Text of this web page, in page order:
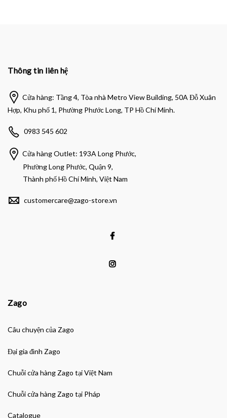
Thông tin liên hệ
Cửa hàng: Tầng 4, Tòa nhà Metro View Building, 50A Đỗ Xuân
Hợp, Khu phố 1, Phường Phước Long, TP Hồ Chí Minh.
0983 545 602
Cửa hàng Outlet: 193A Long Phước,
Phường Long Phước, Quận 9,
Thành phố Hồ Chí Minh, Việt Nam
customercare@zago-store.vn
Zago
Câu chuyện của Zago
Đại gia đình Zago
Chuỗi cửa hàng Zago tại Việt Nam
Chuỗi cửa hàng Zago tại Pháp
Catalogue